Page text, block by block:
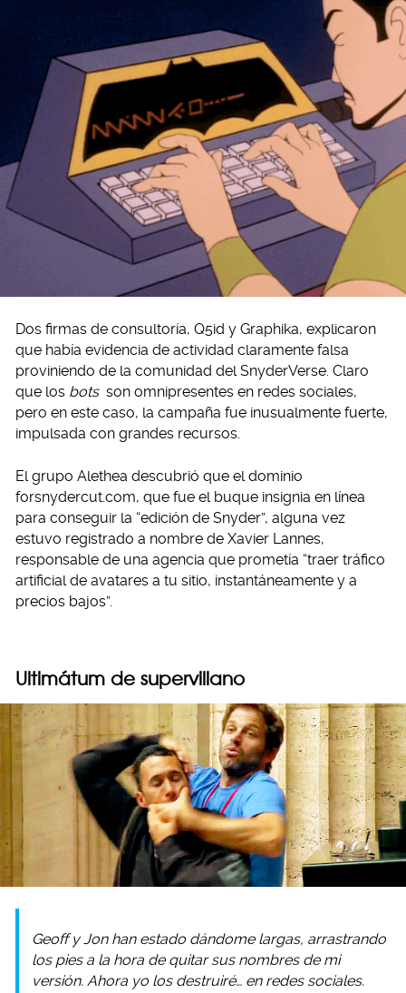
Dos firmas de consultoría, Q5id y Graphika, explicaron
que había evidencia de actividad claramente falsa
proviniendo de la comunidad del SnyderVerse. Claro
que los bots son omnipresentes en redes sociales,
pero en este caso, la campaña fue inusualmente fuerte,
impulsada con grandes recursos.
El grupo Alethea descubrió que el dominio
forsnydercut.com, que fue el buque insignia en línea
para conseguir la “edición de Snyder”, alguna vez
estuvo registrado a nombre de Xavier Lannes,
responsable de una agencia que prometía “traer tráfico
artificial de avatares a tu sitio, instantáneamente y a
precios bajos”.
Ultimátum de supervillano
Geoff y Jon han estado dándome largas, arrastrando
los pies a la hora de quitar sus nombres de mi
versión. Ahora yo los destruiré… en redes sociales.